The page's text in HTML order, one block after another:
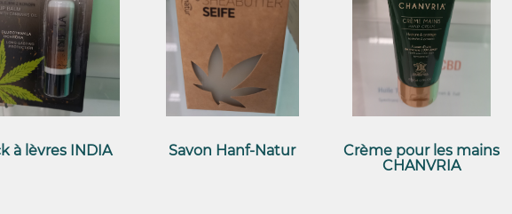
à lèvres INDIA Savon Hanf-Natur
Crème pour les mains
CHANVRIA